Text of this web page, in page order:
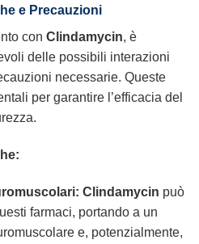
e Precauzioni
con Clindamycin, è
delle possibili interazioni
necessarie. Queste
per garantire l’efficacia del
Clindamycin può
farmaci, portando a un
e, potenzialmente,